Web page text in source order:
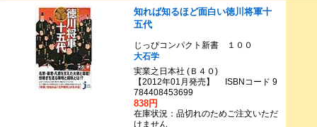
知れば知るほど面白い徳川将軍十
五代
じっぴコンパクト新書 １００
大石学
実業之日本社 (Ｂ４０)
【2012年01月発売】 ISBNコード 9
784408453699
838円
在庫状況：品切れのためご注文いただ
けません